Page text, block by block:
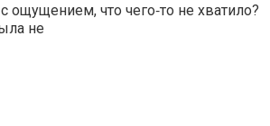
ощущением, что чего‑то не хватило?
не